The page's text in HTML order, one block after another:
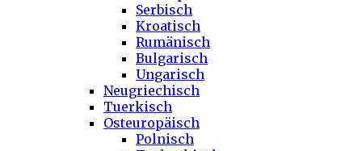
Serbisch
Kroatisch
Rumänisch
Bulgarisch
Ungarisch
Neugriechisch
Tuerkisch
Osteuropäisch
Polnisch